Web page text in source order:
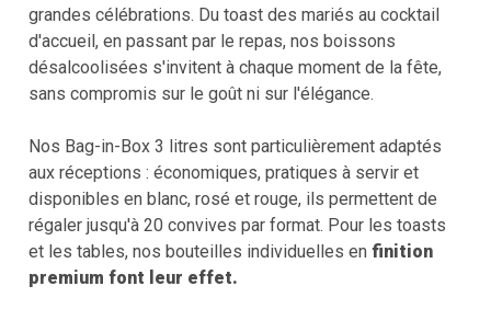
grandes célébrations. Du toast des mariés au cocktail
d'accueil, en passant par le repas, nos boissons
désalcoolisées s'invitent à chaque moment de la fête,
sans compromis sur le goût ni sur l'élégance.
Nos Bag-in-Box 3 litres sont particulièrement adaptés
aux réceptions : économiques, pratiques à servir et
disponibles en blanc, rosé et rouge, ils permettent de
régaler jusqu'à 20 convives par format. Pour les toasts
et les tables, nos bouteilles individuelles en finition
premium font leur effet.